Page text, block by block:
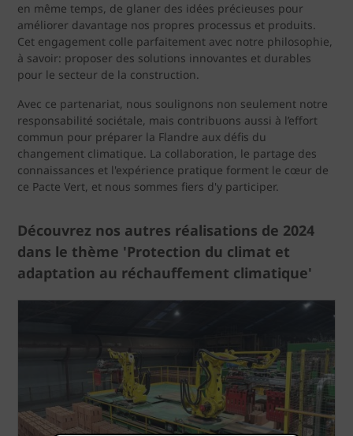
en même temps, de glaner des idées précieuses pour
améliorer davantage nos propres processus et produits.
Cet engagement colle parfaitement avec notre philosophie,
à savoir: proposer des solutions innovantes et durables
pour le secteur de la construction.
Avec ce partenariat, nous soulignons non seulement notre
responsabilité sociétale, mais contribuons aussi à l’effort
commun pour préparer la Flandre aux défis du
changement climatique. La collaboration, le partage des
connaissances et l'expérience pratique forment le cœur de
ce Pacte Vert, et nous sommes fiers d'y participer.
Découvrez nos autres réalisations de 2024
dans le thème 'Protection du climat et
adaptation au réchauffement climatique'